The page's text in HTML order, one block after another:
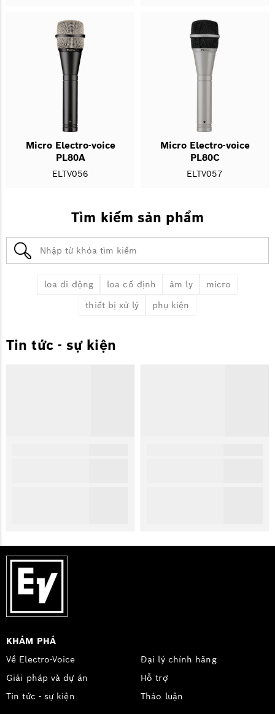
Micro Electro-voice
PL80A
ELTV056
Micro Electro-voice
PL80C
ELTV057
Tìm kiếm sản phẩm
loa di động loa cố định âm ly
micro
thiết bị xử lý
phụ kiện
Tin tức - sự kiện
KHÁM PHÁ
Về Electro-Voice
Giải pháp và dự án
Tin tức - sự kiện
Đại lý chính hãng
Hỗ trợ
Thảo luận